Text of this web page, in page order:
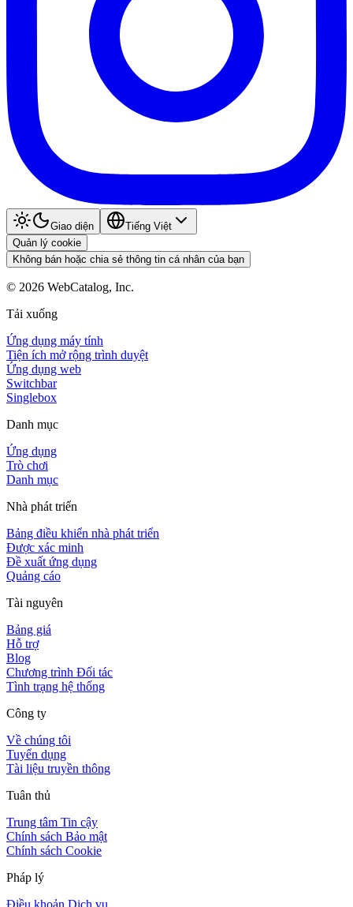
Giao diện
Tiếng Việt
Quản lý cookie
Không bán hoặc chia sẻ thông tin cá nhân của bạn
© 2026 WebCatalog, Inc.
Tải xuống
Ứng dụng máy tính
Tiện ích mở rộng trình duyệt
Ứng dụng web
Switchbar
Singlebox
Danh mục
Ứng dụng
Trò chơi
Danh mục
Nhà phát triển
Bảng điều khiển nhà phát triển
Được xác minh
Đề xuất ứng dụng
Quảng cáo
Tài nguyên
Bảng giá
Hỗ trợ
Blog
Chương trình Đối tác
Tình trạng hệ thống
Công ty
Về chúng tôi
Tuyển dụng
Tài liệu truyền thông
Tuân thủ
Trung tâm Tin cậy
Chính sách Bảo mật
Chính sách Cookie
Pháp lý